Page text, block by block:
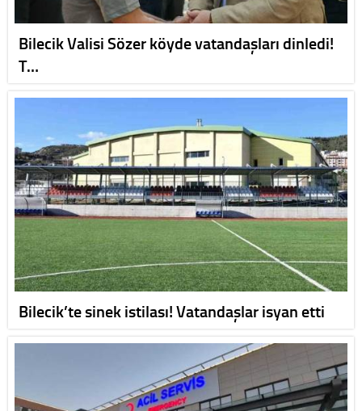
Bilecik Valisi Sözer köyde vatandaşları dinledi!
T…
Bilecik’te sinek istilası! Vatandaşlar isyan etti